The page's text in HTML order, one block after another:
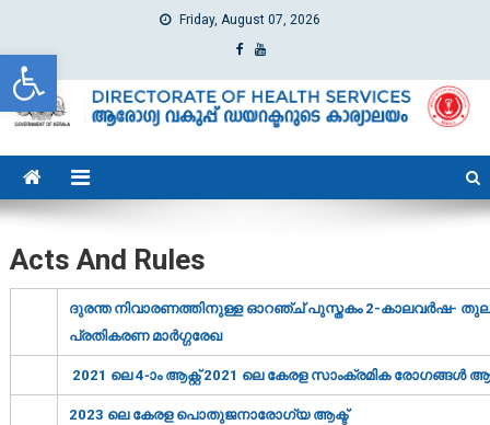
Open toolbar
Friday, August 07, 2026
dhs
Directorate of Health Services
Acts And Rules
ദുരന്ത നിവാരണത്തിനുള്ള ഓറഞ്ച് പുസ്തകം 2-കാലവര്‍ഷ-
പ്രതികരണ മാര്‍ഗ്ഗരേഖ
2021 ലെ 4-ാം ആക്റ്റ് 2021 ലെ കേരള സാംക്രമിക രോഗങ്ങള്‍
2023 ലെ കേരള പൊതുജനാരോഗ്യ ആക്ട്‌